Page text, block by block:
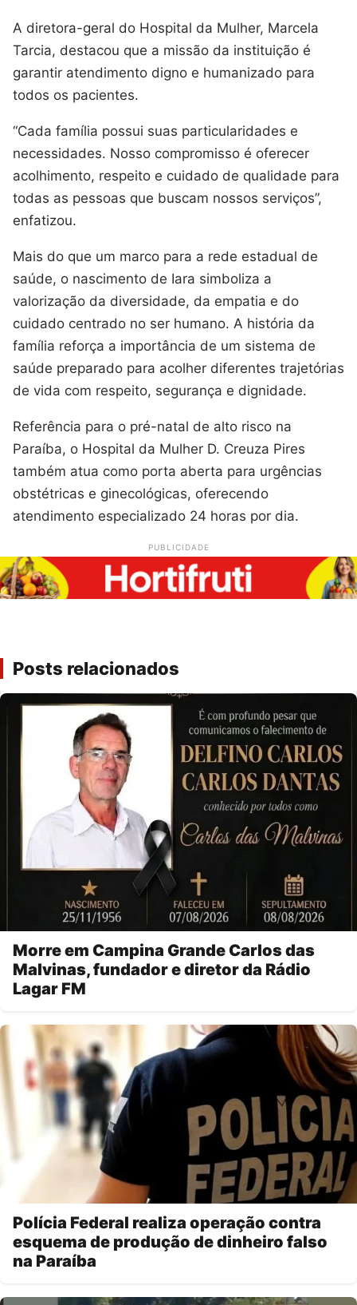
A diretora-geral do Hospital da Mulher, Marcela
Tarcia, destacou que a missão da instituição é
garantir atendimento digno e humanizado para
todos os pacientes.
“Cada família possui suas particularidades e
necessidades. Nosso compromisso é oferecer
acolhimento, respeito e cuidado de qualidade para
todas as pessoas que buscam nossos serviços”,
enfatizou.
Mais do que um marco para a rede estadual de
saúde, o nascimento de Iara simboliza a
valorização da diversidade, da empatia e do
cuidado centrado no ser humano. A história da
família reforça a importância de um sistema de
saúde preparado para acolher diferentes trajetórias
de vida com respeito, segurança e dignidade.
Referência para o pré-natal de alto risco na
Paraíba, o Hospital da Mulher D. Creuza Pires
também atua como porta aberta para urgências
obstétricas e ginecológicas, oferecendo
atendimento especializado 24 horas por dia.
PUBLICIDADE
Posts relacionados
Morre em Campina Grande Carlos das
Malvinas, fundador e diretor da Rádio
Lagar FM
Polícia Federal realiza operação contra
esquema de produção de dinheiro falso
na Paraíba